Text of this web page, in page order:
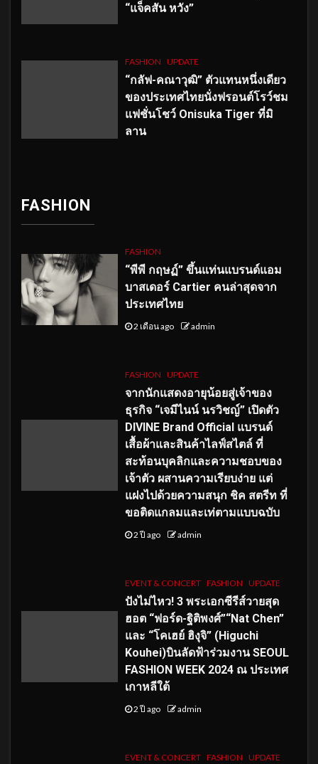
“แจ็คสัน หวัง”
FASHION UPDATE
“กลัฟ-คณาวุฒิ” ตัวแทนหนึ่งเดียว
ของประเทศไทยนั่งฟรอนต์โรว์ชม
แฟชั่นโชว์ Onisuka Tiger ที่มิ
ลาน
FASHION
FASHION
“พีพี กฤษฏ์” ขึ้นแท่นแบรนด์แอม
บาสเดอร์ Cartier คนล่าสุดจาก
ประเทศไทย
2 เดือน ago admin
FASHION UPDATE
จากนักแสดงอายุน้อยสู่เจ้าของ
ธุรกิจ “เจมีไนน์ นรวิชญ์” เปิดตัว
DIVINE Brand Official แบรนด์
เสื้อผ้าและสินค้าไลฟ์สไตล์ ที่
สะท้อนบุคลิกและความชอบของ
เจ้าตัว ผสานความเรียบง่าย แต่
แฝงไปด้วยความสนุก ชิค สตรีท ที่
ขอติดแกลมและเท่ตามแบบฉบับ
2 ปี ago admin
EVENT & CONCERT FASHION UPDATE
ปังไม่ไหว! 3 พระเอกซีรีส์วายสุด
ฮอต “ฟอร์ด-ฐิติพงศ์”“Nat Chen”
และ “โคเฮย์ ฮิงุจิ” (Higuchi
Kouhei)บินลัดฟ้าร่วมงาน SEOUL
FASHION WEEK 2024 ณ ประเทศ
เกาหลีใต้
2 ปี ago admin
EVENT & CONCERT FASHION UPDATE